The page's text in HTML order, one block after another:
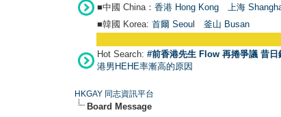
■中國 China： 香港 Hong Kong 上海
■韓國 Korea: 首爾 Seou 釜山 Busan
Hot Search: #前香港先生 Flow 再捲爭議 昔
港男HEHE率漸高的原因
HKGAY 同志資訊平台
Board Message